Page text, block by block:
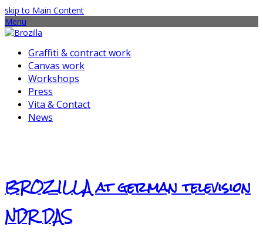
skip to Main Content
Menu
Graffiti & contract work
Canvas work
Workshops
Press
Vita & Contact
News
BROZILLA at german television
NDR DAS